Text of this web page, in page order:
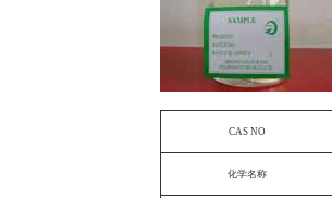
CAS NO
化学名称